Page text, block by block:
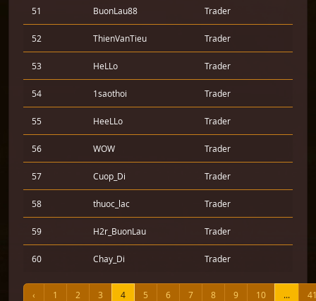
51 BuonLau88 Trader
52 ThienVanTieu Trader
53 HeLLo Trader
54 1saothoi Trader
55 HeeLLo Trader
56 WOW Trader
57 Cuop_Di Trader
58 thuoc_lac Trader
59 H2r_BuonLau Trader
60 Chay_Di Trader
‹ 1 2 3 4 5 6 7 8 9 10 ...